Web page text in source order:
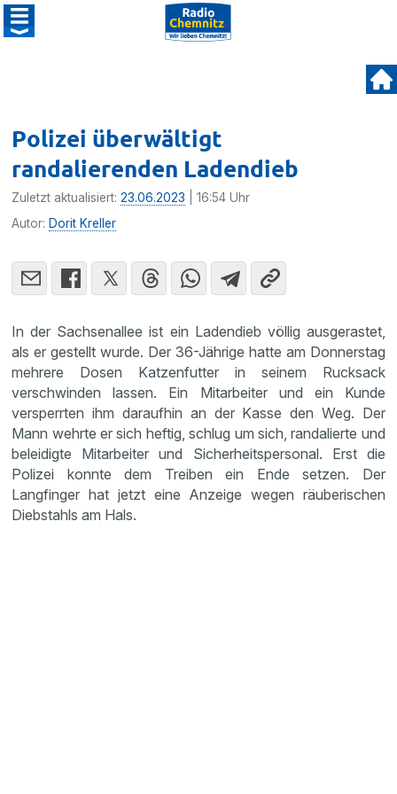
Polizei überwältigt
randalierenden Ladendieb
Zuletzt aktualisiert:23.06.2023 | 16:54 Uhr
Autor: Dorit Kreller
In der Sachsenallee ist ein Ladendieb völlig ausgerastet,
als er gestellt wurde. Der 36-Jährige hatte am Donnerstag
mehrere Dosen Katzenfutter in seinem Rucksack
verschwinden lassen. Ein Mitarbeiter und ein Kunde
versperrten ihm daraufhin an der Kasse den Weg. Der
Mann wehrte er sich heftig, schlug um sich, randalierte und
beleidigte Mitarbeiter und Sicherheitspersonal. Erst die
Polizei konnte dem Treiben ein Ende setzen. Der
Langfinger hat jetzt eine Anzeige wegen räuberischen
Diebstahls am Hals.